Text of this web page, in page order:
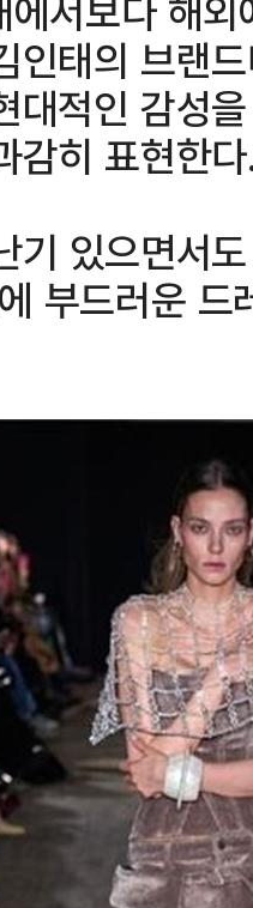
서보다 해
인태의 브랜
대적인 감성
감히 표현한
기 있으면서
부드러운